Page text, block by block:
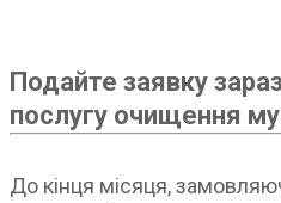
Подайте заявку
послугу очищення
До кінця місяця,